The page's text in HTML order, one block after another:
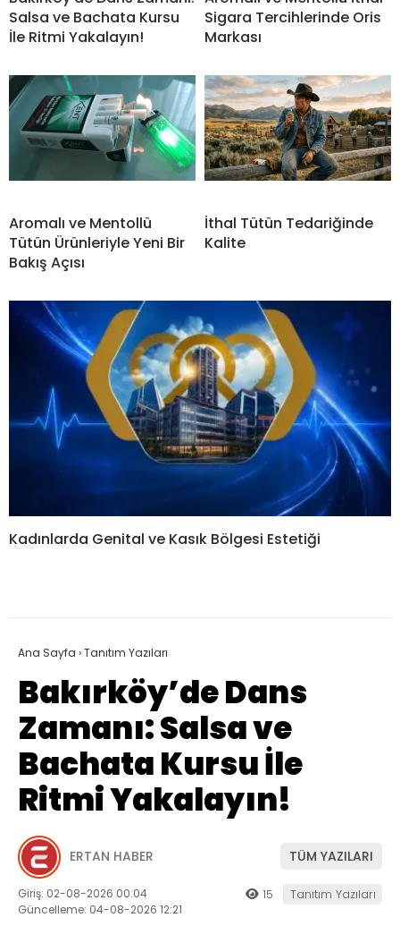
Salsa ve Bachata Kursu
İle Ritmi Yakalayın!
Sigara Tercihlerinde Oris
Markası
Aromalı ve Mentollü
Tütün Ürünleriyle Yeni Bir
Bakış Açısı
İthal Tütün Tedariğinde
Kalite
Kadınlarda Genital ve Kasık Bölgesi Estetiği
Ana Sayfa ›Tanıtım Yazıları
Bakırköy’de Dans
Zamanı: Salsa ve
Bachata Kursu İle
Ritmi Yakalayın!
ERTAN HABER TÜM YAZILARI
Giriş: 02-08-2026 00:04
Güncelleme: 04-08-2026 12:21
15 Tanıtım Yazıları